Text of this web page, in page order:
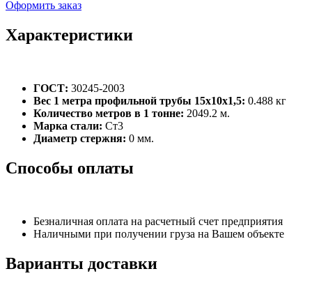
Оформить заказ
Характеристики
ГОСТ: 30245-2003
Вес 1 метра профильной трубы 15х10х1,5: 0.488 кг
Количество метров в 1 тонне: 2049.2 м.
Марка стали: Ст3
Диаметр стержня: 0 мм.
Способы оплаты
Безналичная оплата на расчетный счет предприятия
Наличными при получении груза на Вашем объекте
Варианты доставки